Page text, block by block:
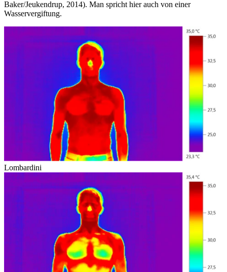
Baker/Jeukendrup, 2014). Man spricht hier auch von einer
Wasservergiftung.
Lombardini